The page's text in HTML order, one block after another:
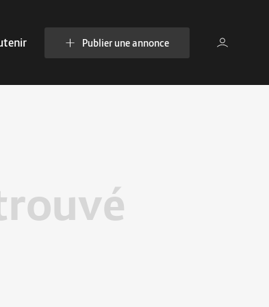
Publier une annonce